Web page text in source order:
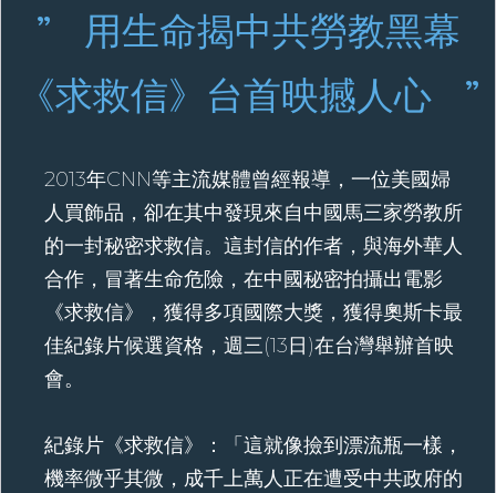
”
​用生命揭中共勞教黑幕
《求救信》台首映撼人心
”
2013年CNN等主流媒體曾經報導，一位美國婦
人買飾品，卻在其中發現來自中國馬三家勞教所
的一封秘密求救信。這封信的作者，與海外華人
合作，冒著生命危險，在中國秘密拍攝出電影
《求救信》，獲得多項國際大獎，獲得奧斯卡最
佳紀錄片候選資格，週三(13日)在台灣舉辦首映
會。
紀錄片《求救信》：「這就像撿到漂流瓶一樣，
機率微乎其微，成千上萬人正在遭受中共政府的